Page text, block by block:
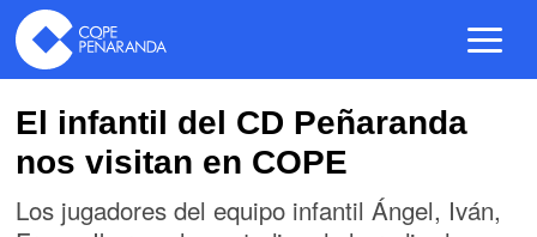
El infantil del CD Peñaranda
nos visitan en COPE
Los jugadores del equipo infantil Ángel, Iván,